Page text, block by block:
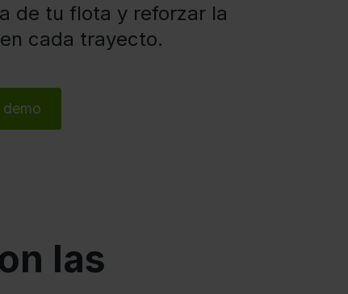
de tu flota y reforzar la
cada trayecto.
demo
las